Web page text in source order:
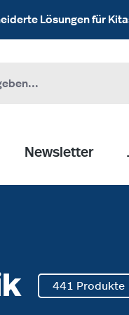
Lösungen für
Newsletter
441 Produkte